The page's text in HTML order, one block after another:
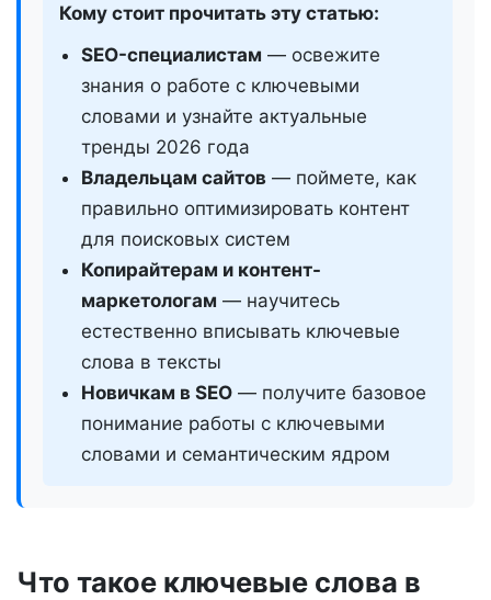
Кому стоит прочитать эту статью:
SEO-специалистам — освежите
знания о работе с ключевыми
словами и узнайте актуальные
тренды 2026 года
Владельцам сайтов — поймете, как
правильно оптимизировать контент
для поисковых систем
Копирайтерам и контент-
маркетологам — научитесь
естественно вписывать ключевые
слова в тексты
Новичкам в SEO — получите базовое
понимание работы с ключевыми
словами и семантическим ядром
Что такое ключевые слова в